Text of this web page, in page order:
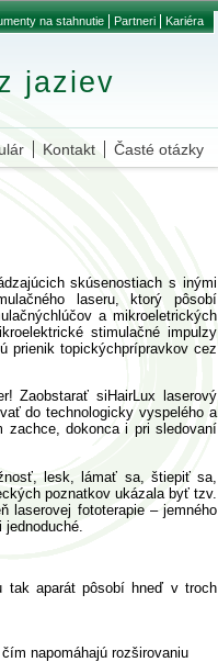
na stahnutie Partneri Kariéra
jaziev
Kontakt Časté otázky
skúsenostiach s inými
laseru, ktorý pôsobí
a mikroeletrických
stimulačné impulzy
prienik topickýchprípravkov cez
Zaobstarať siHairLux laserový
do technologicky vyspelého a
zachce, dokonca i pri sledovaní
lesk, lámať sa, štiepiť sa,
poznatkov ukázala byť tzv.
laserovej fototerapie – jemného
tak aparát pôsobí hneď v troch
napomáhajú rozširovaniu